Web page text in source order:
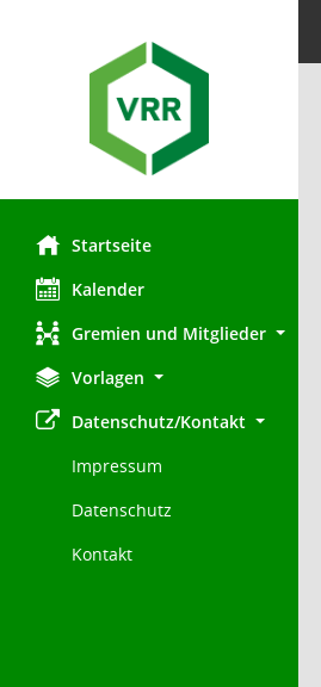
Startseite
Kalender
Gremien und Mitglieder
Vorlagen
Datenschutz/Kontakt
Impressum
Datenschutz
Kontakt